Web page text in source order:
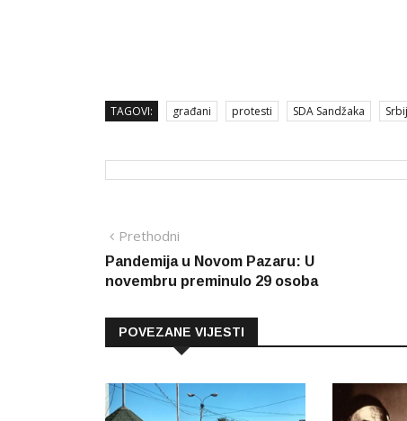
TAGOVI: građani protesti SDA Sandžaka
Navigacija
članaka
Prethodni
vijest
Pandemija u Novom Pazaru: U
novembru preminulo 29 osoba
POVEZANE VIJESTI